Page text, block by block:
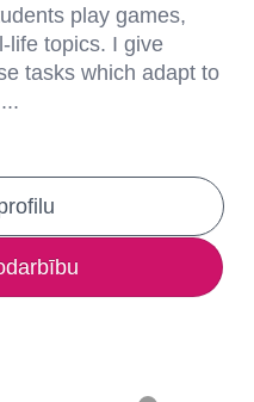
play games,
life topics. I give
tasks which adapt to